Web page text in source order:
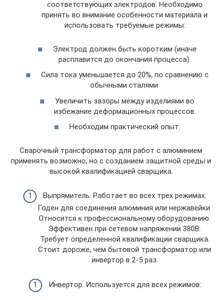
соответствующих электродов. Необходимо
принять во внимание особенности материала и
использовать требуемые режимы:
Электрод должен быть коротким (иначе
расплавится до окончания процесса).
Сила тока уменьшается до 20%, по сравнению с
обычными сталями.
Увеличить зазоры между изделиями во
избежание деформационных процессов.
Необходим практический опыт.
Сварочный трансформатор для работ с алюминием
применять возможно, но с созданием защитной среды и
высокой квалификацией сварщика.
Выпрямитель. Работает во всех трех режимах.
Годен для соединения алюминия или нержавейки.
Относится к профессиональному оборудованию.
Эффективен при сетевом напряжении 380В.
Требует определенной квалификации сварщика.
Стоит дороже, чем бытовой трансформатор или
инвертор в 2-5 раз.
Инвертор. Используется для всех режимов: